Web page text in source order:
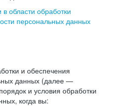
в области обработки
персональных данных
и обеспечения
данных (далее —
и условия обработки
когда вы: